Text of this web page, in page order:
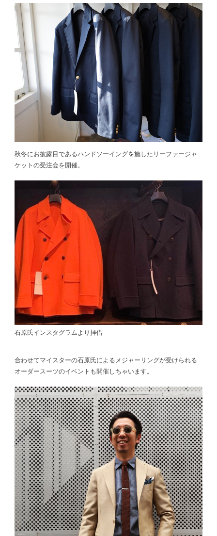
秋冬にお披露目であるハンドソーイングを施したリーファージャ
ケットの受注会を開催。
石原氏インスタグラムより拝借
合わせてマイスターの石原氏によるメジャーリングが受けられる
オーダースーツのイベントも開催しちゃいます。